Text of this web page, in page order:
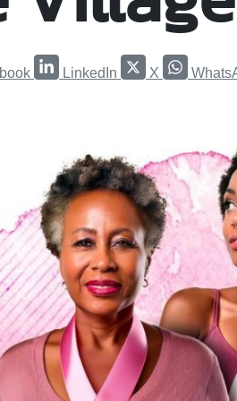
LinkedIn X